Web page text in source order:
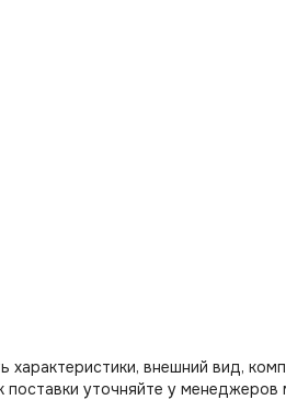
внешний вид,
уточняйте у менеджеров